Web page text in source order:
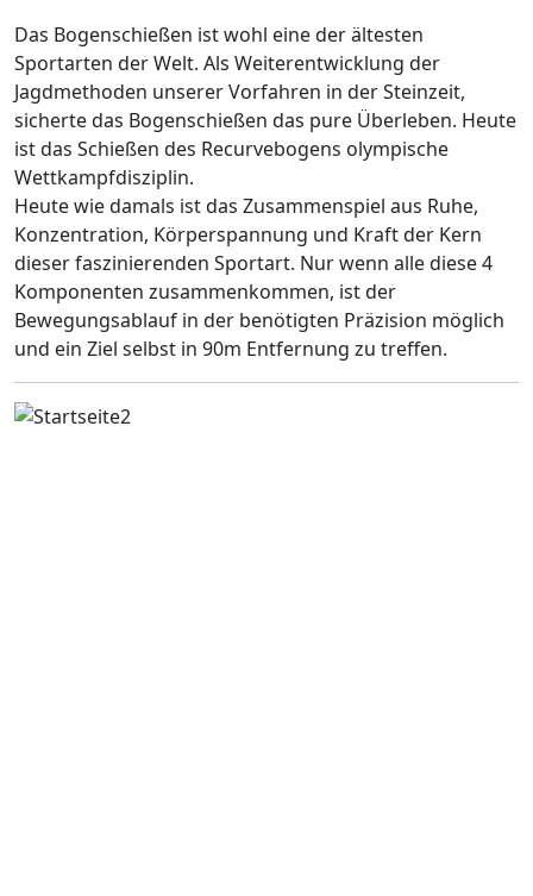
Das Bogenschießen ist wohl eine der ältesten
Sportarten der Welt. Als Weiterentwicklung der
Jagdmethoden unserer Vorfahren in der Steinzeit,
sicherte das Bogenschießen das pure Überleben. Heute
ist das Schießen des Recurvebogens olympische
Wettkampfdisziplin.
Heute wie damals ist das Zusammenspiel aus Ruhe,
Konzentration, Körperspannung und Kraft der Kern
dieser faszinierenden Sportart. Nur wenn alle diese 4
Komponenten zusammenkommen, ist der
Bewegungsablauf in der benötigten Präzision möglich
und ein Ziel selbst in 90m Entfernung zu treffen.